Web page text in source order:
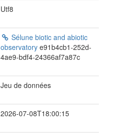
Utf8
Sélune biotic and abiotic
observatorye91b4cb1-252d-
4ae9-bdf4-24366af7a87c
Jeu de données
2026-07-08T18:00:15